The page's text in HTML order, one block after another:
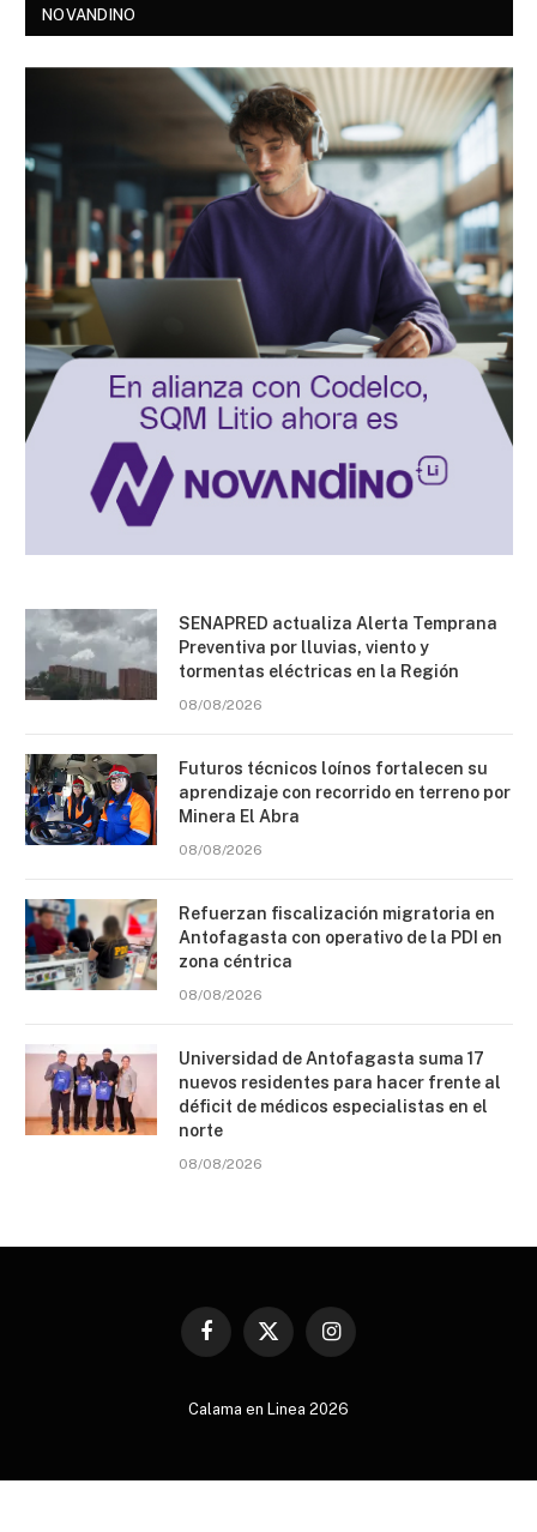
NOVANDINO
SENAPRED actualiza Alerta Temprana
Preventiva por lluvias, viento y
tormentas eléctricas en la Región
08/08/2026
Futuros técnicos loínos fortalecen su
aprendizaje con recorrido en terreno por
Minera El Abra
08/08/2026
Refuerzan fiscalización migratoria en
Antofagasta con operativo de la PDI en
zona céntrica
08/08/2026
Universidad de Antofagasta suma 17
nuevos residentes para hacer frente al
déficit de médicos especialistas en el
norte
08/08/2026
Facebook
X
Instagram
Calama en Linea 2026